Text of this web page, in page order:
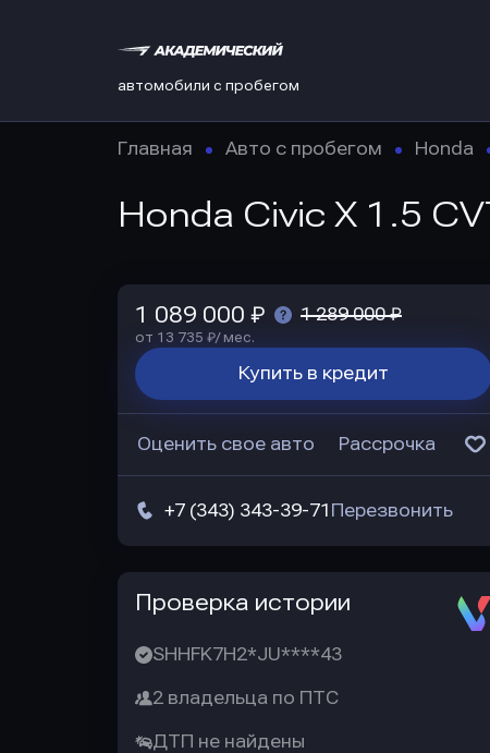
автомобили с пробегом
Главная Авто с пробегом Honda
Honda Civic X 1.5
1 089 000 ₽ 1 289 000 ₽
от 13 735 ₽/ мес.
Купить в кредит
Оценить свое авто Рассрочка
+7 (343) 343-39-71 Перезвонить
Проверка истории
SHHFK7H2*JU****43
2 владельца по ПТС
ДТП не найдены